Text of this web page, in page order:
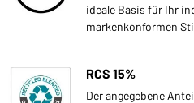
ideale Basis für Ihr
markenkonformen
RCS 15%
Der angegebene